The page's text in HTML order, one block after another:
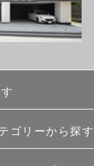
ゴリーから探す